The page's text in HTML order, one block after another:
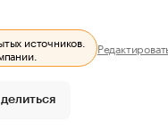
источников.